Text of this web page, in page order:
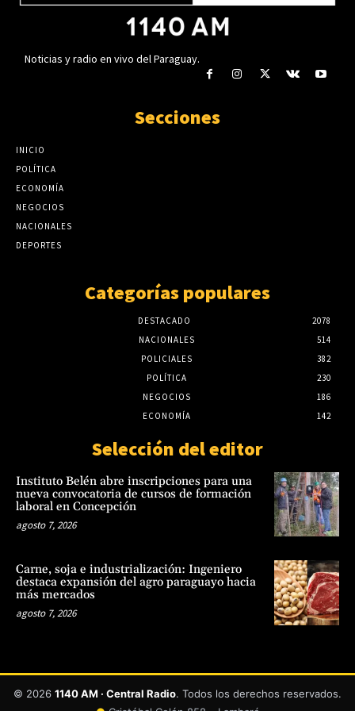
Noticias y radio en vivo del Paraguay.
Secciones
INICIO
POLÍTICA
ECONOMÍA
NEGOCIOS
NACIONALES
DEPORTES
Categorías populares
DESTACADO
2078
NACIONALES
514
POLICIALES
382
POLÍTICA
230
NEGOCIOS
186
ECONOMÍA
142
Selección del editor
Instituto Belén abre inscripciones para una
nueva convocatoria de cursos de formación
laboral en Concepción
agosto 7, 2026
Carne, soja e industrialización: Ingeniero
destaca expansión del agro paraguayo hacia
más mercados
agosto 7, 2026
© 2026 1140 AM · Central Radio. Todos los derechos reservados.